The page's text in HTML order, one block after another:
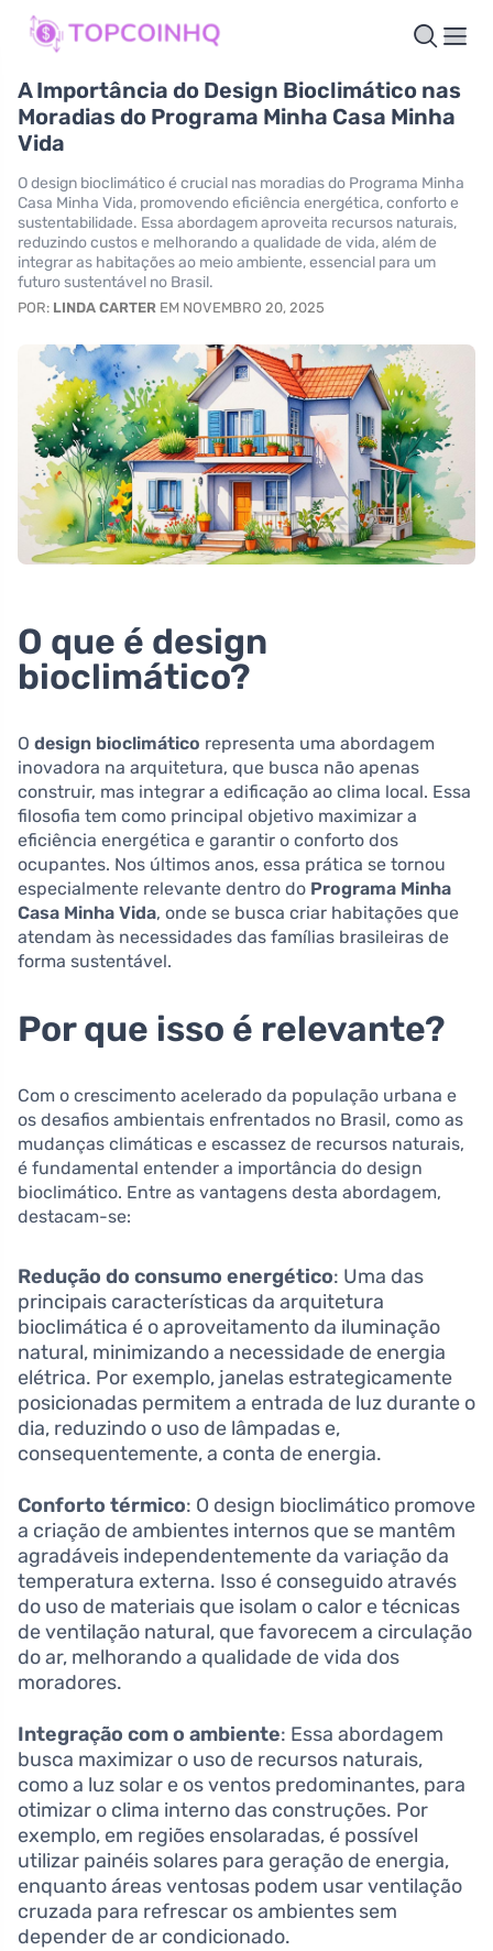
A Importância do Design Bioclimático nas
Moradias do Programa Minha Casa Minha
Vida
O design bioclimático é crucial nas moradias do Programa Minha
Casa Minha Vida, promovendo eficiência energética, conforto e
sustentabilidade. Essa abordagem aproveita recursos naturais,
reduzindo custos e melhorando a qualidade de vida, além de
integrar as habitações ao meio ambiente, essencial para um
futuro sustentável no Brasil.
POR: LINDA CARTER EM NOVEMBRO 20, 2025
O que é design
bioclimático?
O design bioclimático representa uma abordagem
inovadora na arquitetura, que busca não apenas
construir, mas integrar a edificação ao clima local. Essa
filosofia tem como principal objetivo maximizar a
eficiência energética e garantir o conforto dos
ocupantes. Nos últimos anos, essa prática se tornou
especialmente relevante dentro do Programa Minha
Casa Minha Vida, onde se busca criar habitações que
atendam às necessidades das famílias brasileiras de
forma sustentável.
Por que isso é relevante?
Com o crescimento acelerado da população urbana e
os desafios ambientais enfrentados no Brasil, como as
mudanças climáticas e escassez de recursos naturais,
é fundamental entender a importância do design
bioclimático. Entre as vantagens desta abordagem,
destacam-se:
Redução do consumo energético: Uma das
principais características da arquitetura
bioclimática é o aproveitamento da iluminação
natural, minimizando a necessidade de energia
elétrica. Por exemplo, janelas estrategicamente
posicionadas permitem a entrada de luz durante o
dia, reduzindo o uso de lâmpadas e,
consequentemente, a conta de energia.
Conforto térmico: O design bioclimático promove
a criação de ambientes internos que se mantêm
agradáveis independentemente da variação da
temperatura externa. Isso é conseguido através
do uso de materiais que isolam o calor e técnicas
de ventilação natural, que favorecem a circulação
do ar, melhorando a qualidade de vida dos
moradores.
Integração com o ambiente: Essa abordagem
busca maximizar o uso de recursos naturais,
como a luz solar e os ventos predominantes, para
otimizar o clima interno das construções. Por
exemplo, em regiões ensolaradas, é possível
utilizar painéis solares para geração de energia,
enquanto áreas ventosas podem usar ventilação
cruzada para refrescar os ambientes sem
depender de ar condicionado.